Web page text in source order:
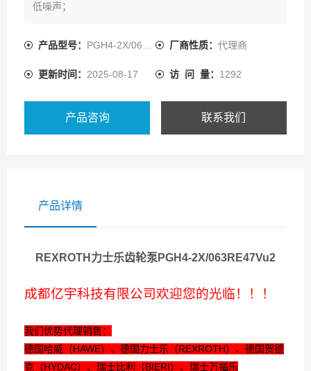
低噪声；
由于采用间隙密封的补偿即使在低速和低粘度油液时也有
适用于广范围的各种粘度和转速；
能和PGH型内齿轮泵、轴向柱塞泵和叶片泵组成多联泵；
产品型号： PGH4-2X/063RE47VU2 厂商性质： 代理商
更新时间： 2025-08-17 访 问 量： 1292
产品咨询 联系我们
产品详情
REXROTH力士乐齿轮泵PGH4-2X/063RE47Vu2
成都亿宇科技有限公司欢迎您的光临！！！
我们优势代理销售：
德国哈威（HAWE）、德国力士乐（REXROTH）、德国贺德
克（HYDAC）、瑞士比利（BIERI）、瑞士万福乐